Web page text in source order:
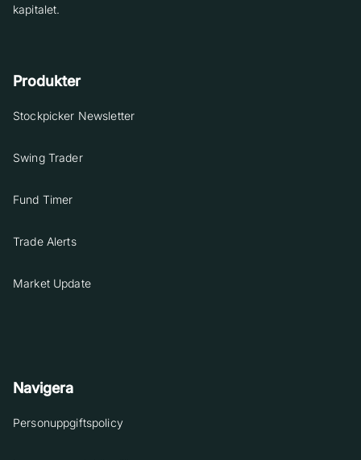
kapitalet.
Produkter
Stockpicker Newsletter
Swing Trader
Fund Timer
Trade Alerts
Market Update
Navigera
Personuppgiftspolicy